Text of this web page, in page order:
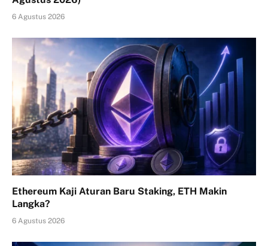
6 Agustus 2026
Ethereum Kaji Aturan Baru Staking, ETH Makin
Langka?
6 Agustus 2026